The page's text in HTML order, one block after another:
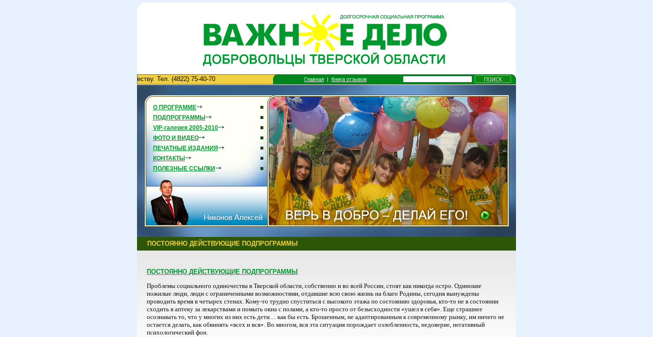
Приглашаем к сотрудничеству. Тел. (4822) 75-40-70 Главная| Книга отзывов
О ПРОГРАММЕ
ПОДПРОГРАММЫ
VIP-галерея 2005-2010
ФОТО И ВИДЕО
ПЕЧАТНЫЕ ИЗДАНИЯ
КОНТАКТЫ
ПОЛЕЗНЫЕ ССЫЛКИ
ПОСТОЯННО ДЕЙСТВУЮЩИЕ ПОДПРОГРАММЫ
ПОСТОЯННО ДЕЙСТВУЮЩИЕ ПОДПРОГРАММЫ
Проблемы социального одиночества в Тверской области, собственно и во всей России, стоят как никогда остро. Одинокие
пожилые люди, люди с ограниченными возможностями, отдавшие всю свою жизнь на благо Родины, сегодня вынуждены
проводить время в четырех стенах. Кому-то трудно спуститься с высокого этажа по состоянию здоровья, кто-то не в состоянии
сходить в аптеку за лекарствами и помыть окна с полами, а кто-то просто от безысходности «ушел в себя». Еще страшнее
осознавать то, что у многих из них есть дети… как бы есть. Брошенным, не адаптированным к современному рынку, им ничего не
остается делать, как обвинять «всех и вся». Во многом, вся эта ситуация порождает озлобленность, недоверие, негативный
психологический фон.